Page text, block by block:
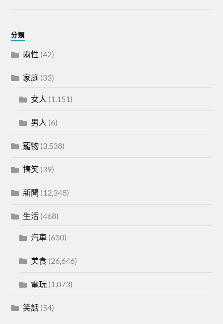
分類
兩性 (42)
家庭 (33)
女人 (1,151)
男人 (6)
寵物 (3,538)
搞笑 (39)
新聞 (12,348)
生活 (468)
汽車 (630)
美食 (26,646)
電玩 (1,073)
笑話 (54)